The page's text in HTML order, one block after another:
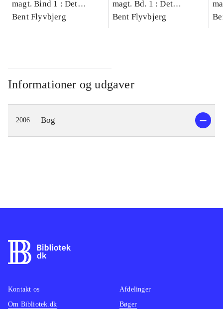
magt. Bind 1 : Det
konkretes videnskab
Bent Flyvbjerg
magt. Bd. 1 : Det
konkretes videnskab
Bent Flyvbjerg
Informationer og udgaver
2006 Bog
Kontakt os
Om Bibliotek.dk
Afdelinger
Bøger